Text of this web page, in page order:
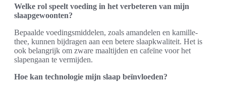
Welke rol speelt voeding in het verbeteren van mijn
slaapgewoonten?
Bepaalde voedingsmiddelen, zoals amandelen en kamille-
thee, kunnen bijdragen aan een betere slaapkwaliteit. Het is
ook belangrijk om zware maaltijden en cafeïne voor het
slapengaan te vermijden.
Hoe kan technologie mijn slaap beïnvloeden?